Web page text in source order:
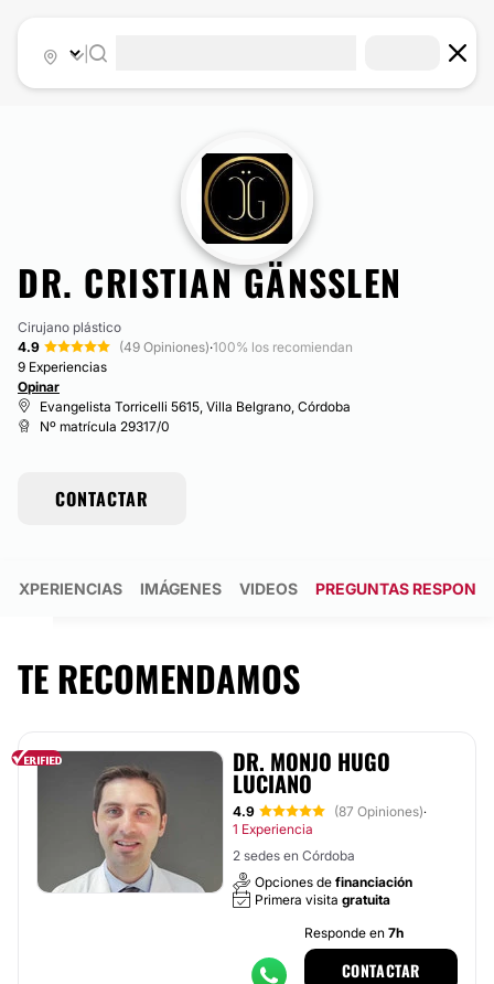
DR. CRISTIAN GÄNSSLEN
Cirujano plástico
4.9
(49 Opiniones)·100% los recomiendan
9 Experiencias
Opinar
Evangelista Torricelli 5615, Villa Belgrano, Córdoba
Nº matrícula 29317/0
CONTACTAR
EXPERIENCIAS IMÁGENES VIDEOS PREGUNTAS
TE RECOMENDAMOS
DR. MONJO HUGO
LUCIANO
4.9 (87 Opiniones)·
1 Experiencia
2 sedes en Córdoba
Opciones de financiación
Primera visita gratuita
Responde en 7h
CONTACTAR